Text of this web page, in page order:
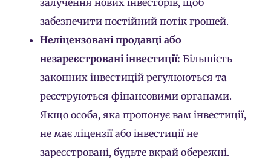
залучення нових інвесторів, щоб
забезпечити постійний потік грошей.
Неліцензовані продавці або
незареєстровані інвестиції: Більшість
законних інвестицій регулюються та
реєструються фінансовими органами.
Якщо особа, яка пропонує вам інвестиції,
не має ліцензії або інвестиції не
зареєстровані, будьте вкрай обережні.